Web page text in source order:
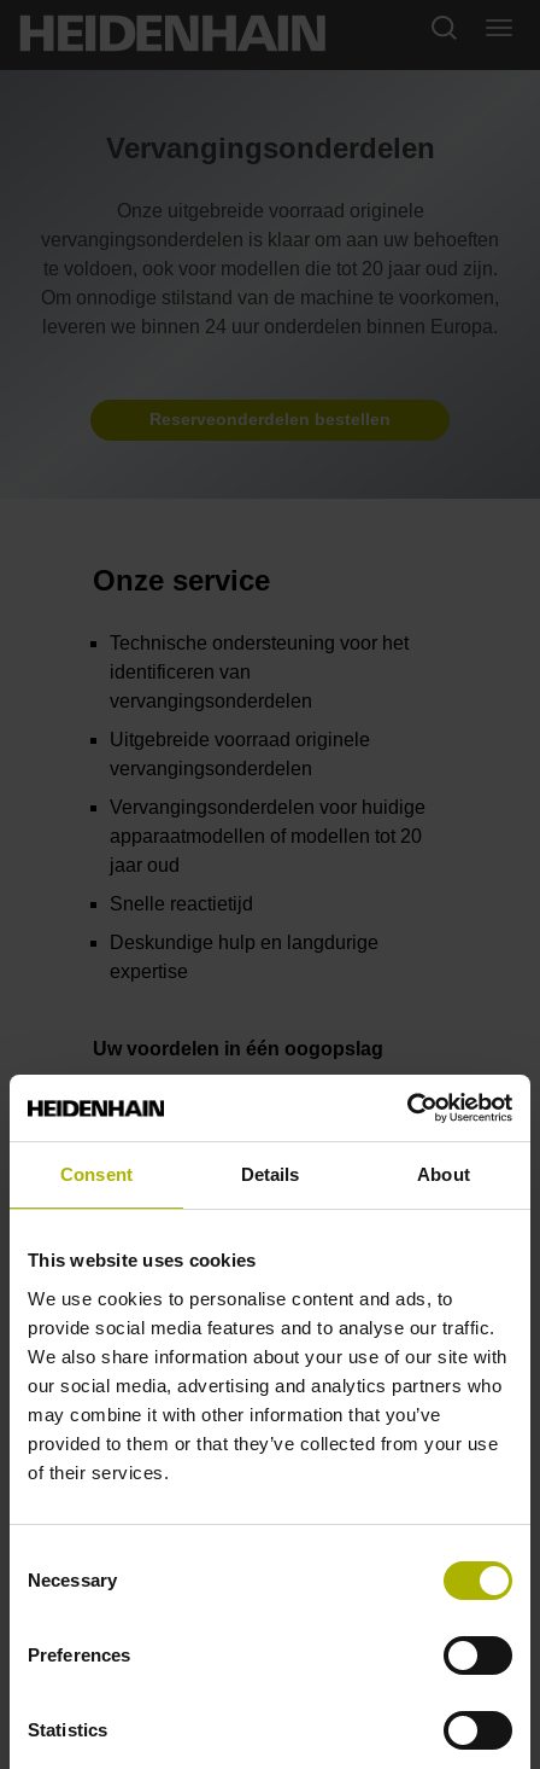
Consent Details About
This website uses cookies
We use cookies to personalise content and ads, to
provide social media features and to analyse our traffic.
We also share information about your use of our site with
our social media, advertising and analytics partners who
may combine it with other information that you’ve
provided to them or that they’ve collected from your use
of their services.
Selection
Necessary
Preferences
Statistics
Vervangingsonderdelen
Onze uitgebreide voorraad originele
vervangingsonderdelen is klaar om aan uw behoeften
te voldoen, ook voor modellen die tot 20 jaar oud zijn.
Om onnodige stilstand van de machine te voorkomen,
leveren we binnen 24 uur onderdelen binnen Europa.
Reserveonderdelen bestellen
Onze service
Technische ondersteuning voor het
identificeren van
vervangingsonderdelen
Uitgebreide voorraad originele
vervangingsonderdelen
Vervangingsonderdelen voor huidige
apparaatmodellen of modellen tot 20
jaar oud
Snelle reactietijd
Deskundige hulp en langdurige
expertise
Uw voordelen in één oogopslag
Originele vervangingsonderdelen van
Korte levertijden
Deskundige en betrouwbare hulp ter
Eenvoudig bestellen via telefoon, fax of
e-mail
Expreslevering binnen 24 uur in
Europa
Aanvullende service-overeenkomsten
24 maanden